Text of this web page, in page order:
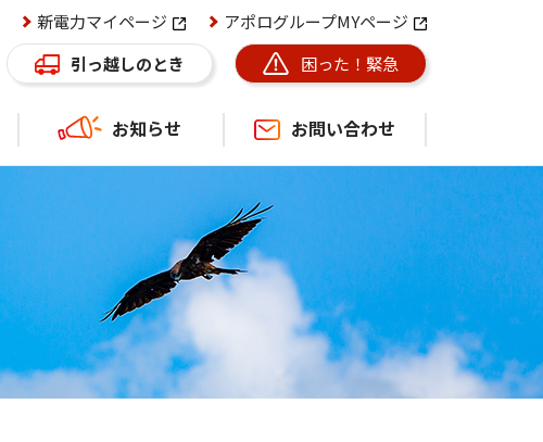
新電力マイページ
アポログループMYページ
引っ越しのとき
困った！緊急
お知らせ
キャンペーン
お問い合わせ